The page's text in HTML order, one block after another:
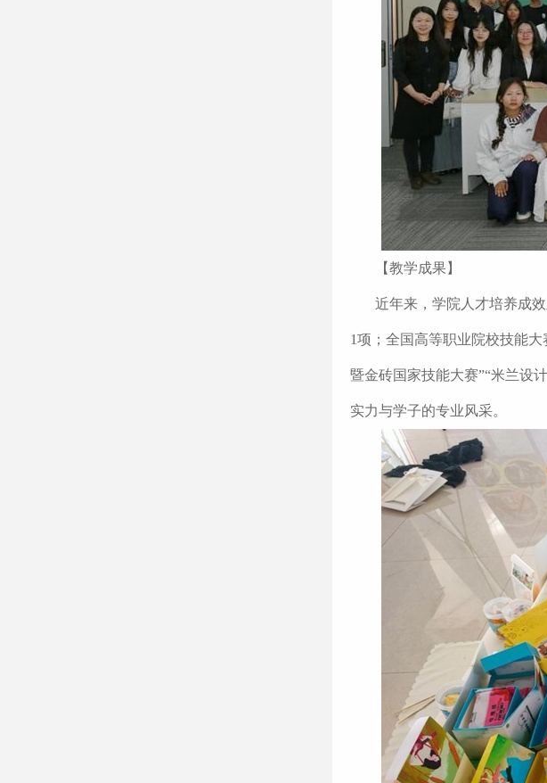
【教学成果】
近年来，学院人才培养成
1项；全国高等职业院校技能
暨金砖国家技能大赛”“米兰设
实力与学子的专业风采。